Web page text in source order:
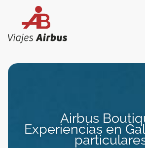
contenido
Airbus
Experiencias en